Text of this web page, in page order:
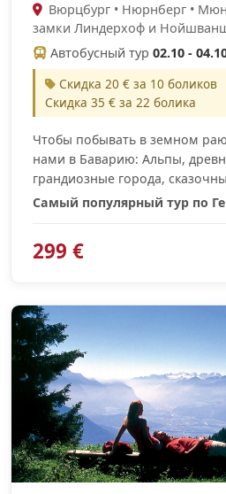
Вюрцбург • Нюрнберг •
замки Линдерхоф и
Автобусный тур 02.10 -
Скидка 20 € за 10 боликов
Скидка 35 € за 22 болика
Чтобы побывать в земном
нами в Баварию: Альпы,
грандиозные города,
Самый популярный тур по
299 €